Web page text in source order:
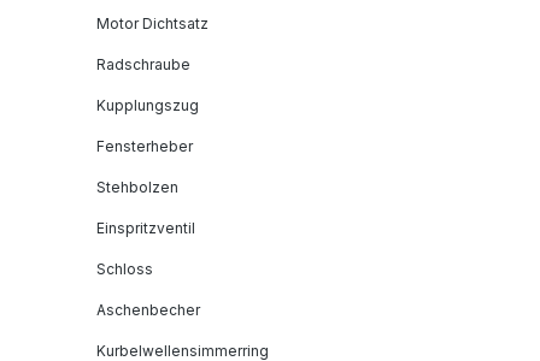
Motor Dichtsatz
Radschraube
Kupplungszug
Fensterheber
Stehbolzen
Einspritzventil
Schloss
Aschenbecher
Kurbelwellensimmerring